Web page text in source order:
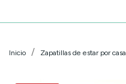
Inicio Zapatillas de estar por casa